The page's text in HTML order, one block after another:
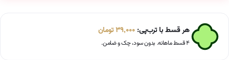
هر قسط با ترب‌پی: 39,000تومان
۴ قسط ماهانه. بدون سود، چک و ضامن.